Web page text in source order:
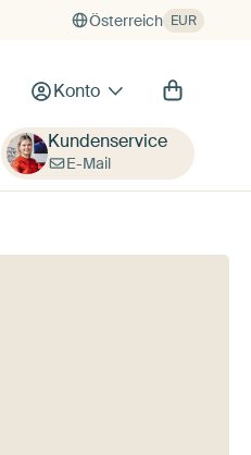
Österreich EUR
Konto
Kundenservice
E-Mail